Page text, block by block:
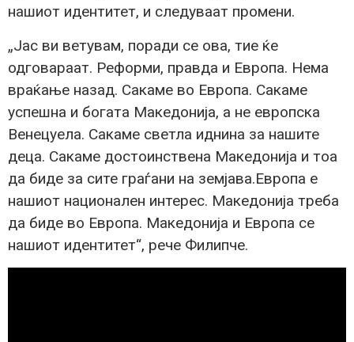
нашиот идентитет, и следуваат промени.
„Јас ви ветувам, поради се ова, тие ќе
одговараат. Реформи, правда и Европа. Нема
враќање назад. Сакаме во Европа. Сакаме
успешна и богата Македонија, а не европска
Венецуела. Сакаме светла иднина за нашите
деца. Сакаме достоинствена Македонија и тоа
да биде за сите граѓани на земјава.Европа е
нашиот национален интерес. Македонија треба
да биде во Европа. Македонија и Европа се
нашиот идентитет“, рече Филипче.